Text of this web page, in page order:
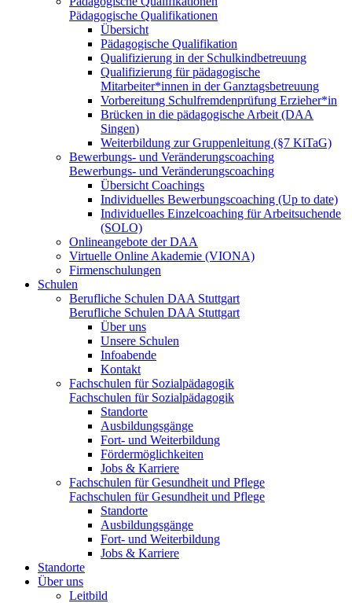
Pädagogische Qualifikationen
Übersicht
Pädagogische Qualifikation
Qualifizierung in der Schulkindbetreuung
Qualifizierung für pädagogische
Mitarbeiter*innen in der Ganztagsbetreuung
Vorbereitung Schulfremdenprüfung Erzieher*in
Brücken in die pädagogische Arbeit (DAA
Singen)
Weiterbildung zur Gruppenleitung (§7 KiTaG)
Bewerbungs- und Veränderungscoaching
Bewerbungs- und Veränderungscoaching
Übersicht Coachings
Individuelles Bewerbungscoaching (Up to date)
Individuelles Einzelcoaching für Arbeitsuchende
(SOLO)
Onlineangebote der DAA
Virtuelle Online Akademie (VIONA)
Firmenschulungen
Schulen
Berufliche Schulen DAA Stuttgart
Berufliche Schulen DAA Stuttgart
Über uns
Unsere Schulen
Infoabende
Kontakt
Fachschulen für Sozialpädagogik
Fachschulen für Sozialpädagogik
Standorte
Ausbildungsgänge
Fort- und Weiterbildung
Fördermöglichkeiten
Jobs & Karriere
Fachschulen für Gesundheit und Pflege
Fachschulen für Gesundheit und Pflege
Standorte
Ausbildungsgänge
Fort- und Weiterbildung
Jobs & Karriere
Standorte
Über uns
Leitbild